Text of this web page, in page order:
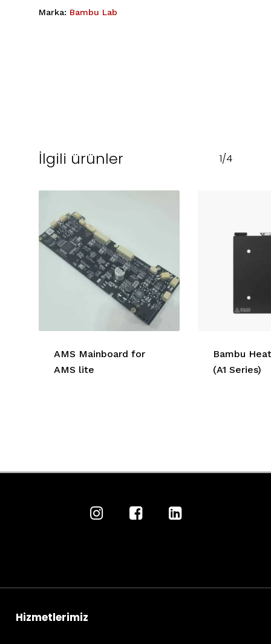
Marka: Bambu Lab
İlgili ürünler 1/4
AMS Mainboard for
AMS lite
Bambu
(A1 Series)
Hizmetlerimiz